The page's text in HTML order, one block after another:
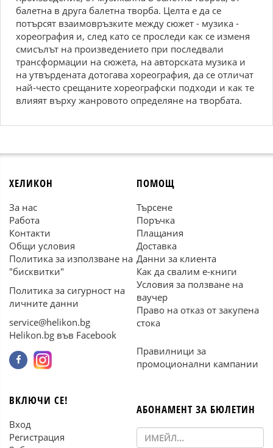
балетна в друга балетна творба. Целта е да се
потърсят взаимовръзките между сюжет - музика -
хореография и, след като се проследи как се изменя
смисълът на произведението при последвали
трансформации на сюжета, на авторската музика и
на утвърдената дотогава хореография, да се отличат
най-често срещаните хореографски подходи и как те
влияят върху жанровото определяне на творбата.
ХЕЛИКОН
За нас
Работа
Контакти
Общи условия
Политика за използване на
"бисквитки"
Политика за сигурност на
личните данни
service@helikon.bg
Helikon.bg във Facebook
ПОМОЩ
Търсене
Поръчка
Плащания
Доставка
Данни за клиента
Как да свалим е-книги
Условия за ползване на
ваучер
Право на отказ от закупена
стока
Правилници за
промоционални кампании
ВКЛЮЧИ СЕ!
Вход
Регистрация
АБОНАМЕНТ ЗА БЮЛЕТИН